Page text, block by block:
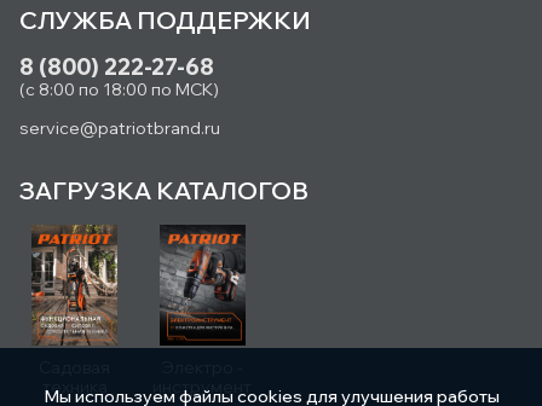
СЛУЖБА ПОДДЕРЖКИ
8 (800) 222-27-68
(с 8:00 по 18:00 по МСК)
service@patriotbrand.ru
ЗАГРУЗКА КАТАЛОГОВ
техника
инструмент
Мы используем файлы cookies для улучшения работы